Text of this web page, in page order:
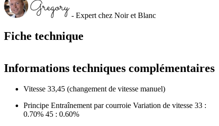
Fiche technique
Informations techniques complémentaires
Vitesse 33,45 (changement de vitesse manuel)
Principe Entraînement par courroie Variation de vitesse 33 :
0.70% 45 : 0.60%
- Expert chez Noir et Blanc